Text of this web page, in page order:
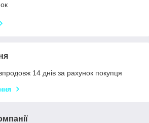
14 днів за рахунок покупця